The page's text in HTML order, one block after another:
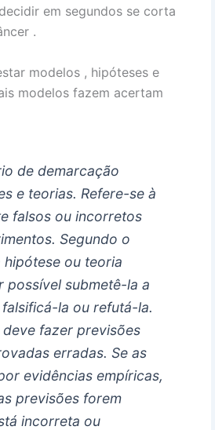
em segundos se corta
.
modelos , hipóteses e
modelos fazem acertam
de demarcação
e teorias. Refere-se à
falsos ou incorretos
Segundo o
hipótese ou teoria
possível submetê-la a
la ou refutá-la.
fazer previsões
erradas. Se as
evidências empíricas,
previsões forem
incorreta ou